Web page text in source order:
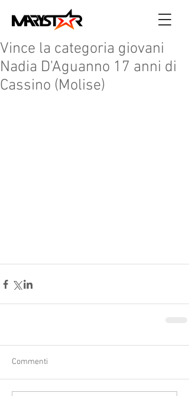
Vince la categoria giovani
Nadia D'Aguanno 17 anni di
Cassino (Molise)
Commenti